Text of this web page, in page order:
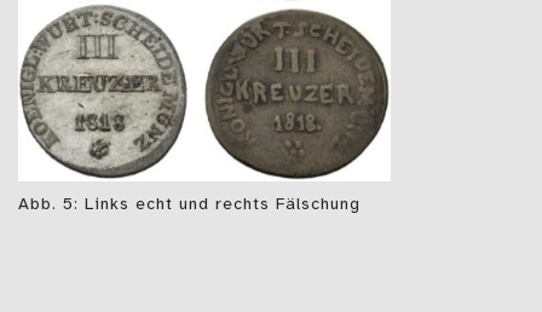
Abb. 5: Links echt und rechts Fälschung